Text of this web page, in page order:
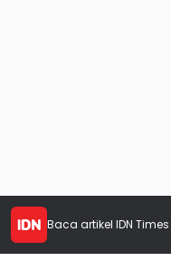
Baca artikel IDN Times